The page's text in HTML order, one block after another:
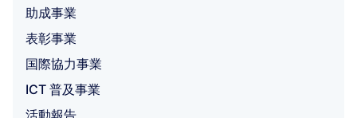
助成事業
表彰事業
国際協力事業
ICT 普及事業